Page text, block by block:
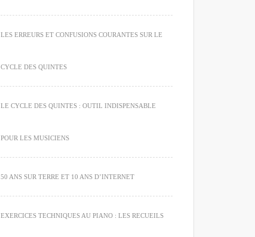
LES ERREURS ET CONFUSIONS COURANTES SUR LE
CYCLE DES QUINTES
LE CYCLE DES QUINTES : OUTIL INDISPENSABLE
POUR LES MUSICIENS
50 ANS SUR TERRE ET 10 ANS D’INTERNET
EXERCICES TECHNIQUES AU PIANO : LES RECUEILS